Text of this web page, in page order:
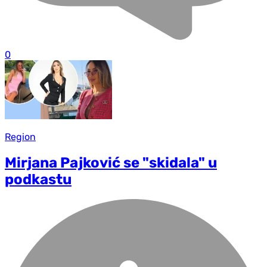
0
Region
Mirjana Pajković se "skidala" u
podkastu